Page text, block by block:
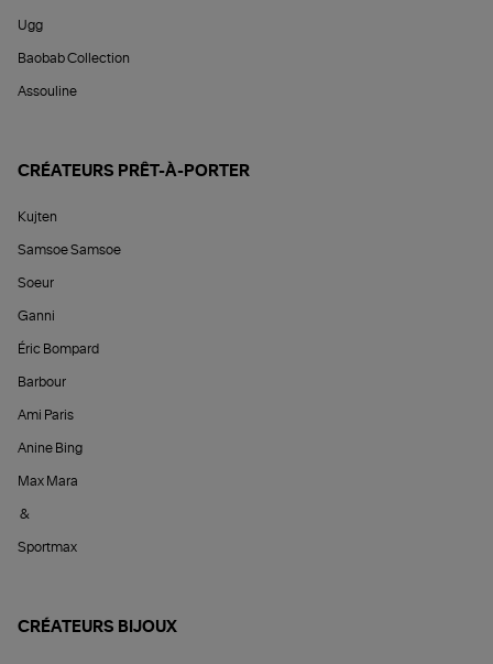
Ugg
Baobab Collection
Assouline
CRÉATEURS PRÊT-À-PORTER
Kujten
Samsoe Samsoe
Soeur
Ganni
Éric Bompard
Barbour
Ami Paris
Anine Bing
Max Mara
&
Sportmax
CRÉATEURS BIJOUX